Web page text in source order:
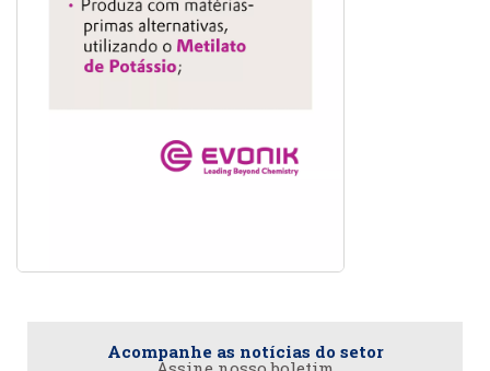
Acompanhe as notícias do setor